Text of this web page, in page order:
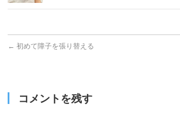
← 初めて障子を張り替える
コメントを残す